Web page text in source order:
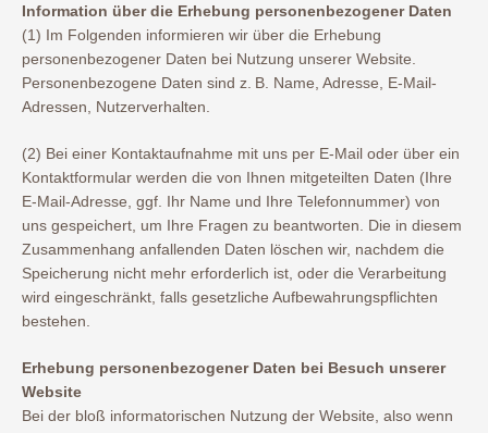
Information über die Erhebung personenbezogener Daten
(1) Im Folgenden informieren wir über die Erhebung
personenbezogener Daten bei Nutzung unserer Website.
Personenbezogene Daten sind z. B. Name, Adresse, E-Mail-
Adressen, Nutzerverhalten.
(2) Bei einer Kontaktaufnahme mit uns per E-Mail oder über ein
Kontaktformular werden die von Ihnen mitgeteilten Daten (Ihre
E-Mail-Adresse, ggf. Ihr Name und Ihre Telefonnummer) von
uns gespeichert, um Ihre Fragen zu beantworten. Die in diesem
Zusammenhang anfallenden Daten löschen wir, nachdem die
Speicherung nicht mehr erforderlich ist, oder die Verarbeitung
wird eingeschränkt, falls gesetzliche Aufbewahrungspflichten
bestehen.
Erhebung personenbezogener Daten bei Besuch unserer
Website
Bei der bloß informatorischen Nutzung der Website, also wenn